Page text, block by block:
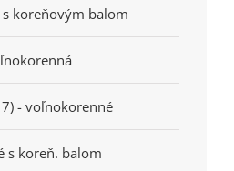
koreňovým balom
- voľnokorenné
s koreň. balom